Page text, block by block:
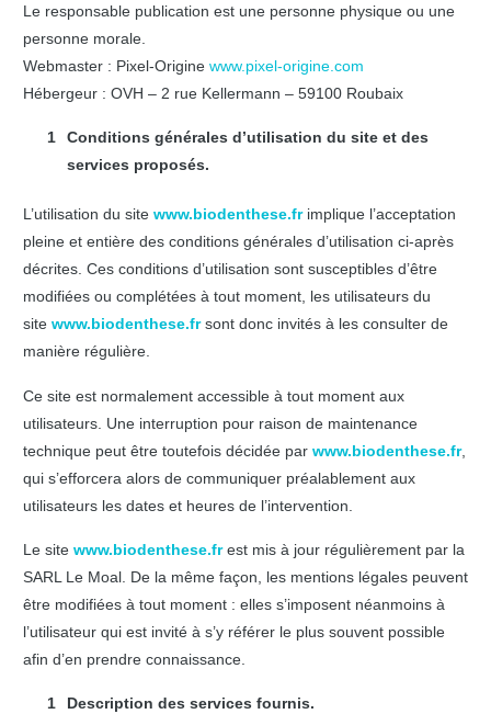
Le responsable publication est une personne physique ou une
personne morale.
Webmaster : Pixel-Origine www.pixel-origine.com
Hébergeur : OVH – 2 rue Kellermann – 59100 Roubaix
Conditions générales d’utilisation du site et des
services proposés.
L’utilisation du site www.biodenthese.frimplique l’acceptation
pleine et entière des conditions générales d’utilisation ci-après
décrites. Ces conditions d’utilisation sont susceptibles d’être
modifiées ou complétées à tout moment, les utilisateurs du
site www.biodenthese.frsont donc invités à les consulter de
manière régulière.
Ce site est normalement accessible à tout moment aux
utilisateurs. Une interruption pour raison de maintenance
technique peut être toutefois décidée par www.biodenthese.fr,
qui s’efforcera alors de communiquer préalablement aux
utilisateurs les dates et heures de l’intervention.
Le site www.biodenthese.frest mis à jour régulièrement par la
SARL Le Moal. De la même façon, les mentions légales peuvent
être modifiées à tout moment : elles s’imposent néanmoins à
l’utilisateur qui est invité à s’y référer le plus souvent possible
afin d’en prendre connaissance.
Description des services fournis.